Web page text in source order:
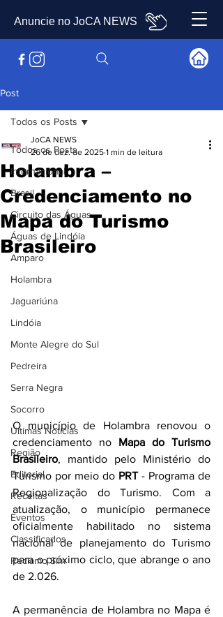
Anuncie no JoCA NEWS
Post
Todos os Posts
Internacional
Brasil
Circuito das Águas
Águas de Lindóia
Amparo
Holambra
Jaguariúna
Lindóia
Monte Alegre do Sul
Pedreira
Serra Negra
Socorro
Últimas Notícias
Região
Editorial
Receitas
Eventos
Classificados
Reclamo Sim
Todos os Posts
Holambra –
Credenciamento no
Mapa do Turismo
Brasileiro
JoCA NEWS
26 de dez. de 2025 1 min de leitura
O município de Holambra renovou o
credenciamento no Mapa do Turismo
Brasileiro, mantido pelo Ministério do
Turismo por meio do PRT - Programa de
Regionalização do Turismo. Com a
atualização, o município permanece
oficialmente habilitado no sistema
nacional de planejamento do Turismo
para o próximo ciclo, que abrange o ano
de 2.026.
A permanência de Holambra no Mapa é